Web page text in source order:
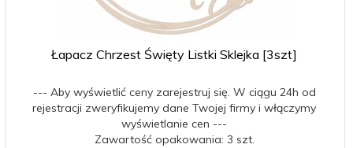
Łapacz Chrzest Święty Listki Sklejka [3szt]
--- Aby wyświetlić ceny zarejestruj się. W ciągu 24h od
rejestracji zweryfikujemy dane Twojej firmy i włączymy
wyświetlanie cen ---
Zawartość opakowania: 3 szt.